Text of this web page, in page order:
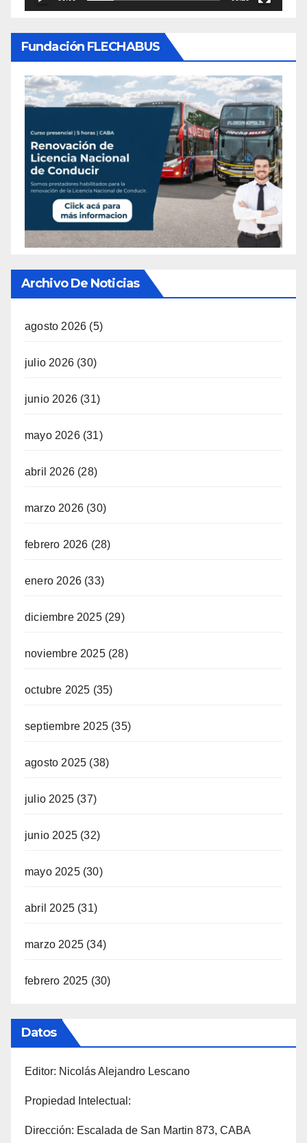
Fundación FLECHABUS
Archivo De Noticias
agosto 2026 (5)
julio 2026 (30)
junio 2026 (31)
mayo 2026(31)
abril 2026 (28)
marzo 2026 (30)
febrero 2026 (28)
enero 2026 (33)
diciembre 2025(29)
noviembre 2025(28)
octubre 2025 (35)
septiembre 2025 (35)
agosto 2025 (38)
julio 2025 (37)
junio 2025 (32)
mayo 2025(30)
abril 2025 (31)
marzo 2025 (34)
febrero 2025 (30)
Datos
Editor: Nicolás Alejandro Lescano
Propiedad Intelectual:
Dirección: Escalada de San Martin 873, CABA